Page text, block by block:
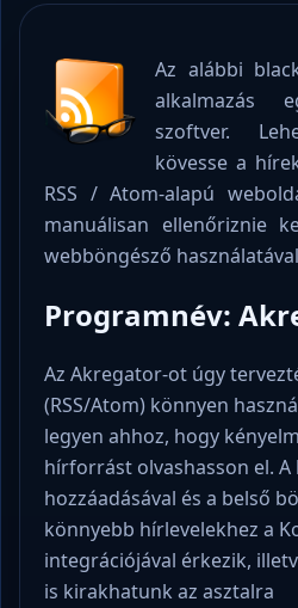
Az alábbi
alkalmazás
szoftver.
kövesse a
RSS / Atom-alapú
manuálisan ellenőriznie
webböngésző
Programnév:
Az Akregator-ot úgy
(RSS/Atom) könnyen
legyen ahhoz, hogy
hírforrást olvashasson el.
hozzáadásával és a belső
könnyebb hírlevelekhez a
integrációjával érkezik,
is kirakhatunk az asztalra